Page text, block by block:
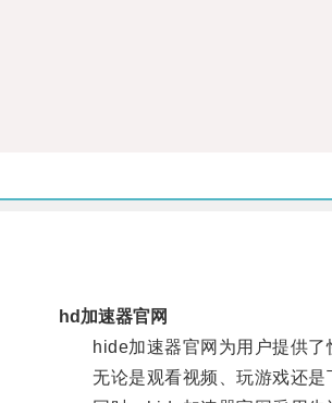
hd加速器官网
hide加速器官网为用户提供了快
无论是观看视频、玩游戏还是